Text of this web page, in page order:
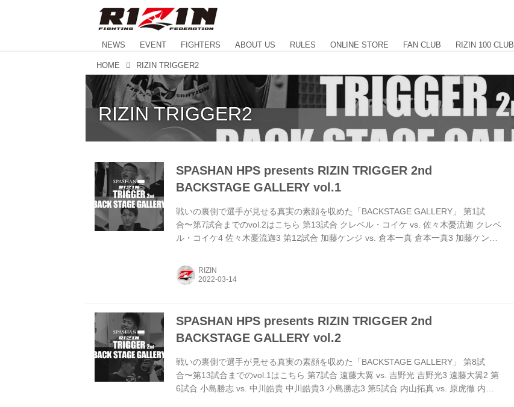
NEWS EVENT FIGHTERS ABOUT US RULES ONLINE STORE FAN CLUB RIZIN 100 CLUB
HOME RIZIN TRIGGER2
RIZIN TRIGGER2
SPASHAN HPS presents RIZIN TRIGGER 2nd
BACKSTAGE GALLERY vol.1
戦いの裏側で選手が見せる真実の素顔を収めた「BACKSTAGE GALLERY」 第1試
合〜第7試合までのvol.2はこちら 第13試合 クレベル・コイケ vs. 佐々木憂流迦 クレベ
ル・コイケ4 佐々木憂流迦3 第12試合 加藤ケンジ vs. 倉本一真 倉本一真3 加藤ケンジ
山本空良3 新居すぐる3 第9試合 渡慶次幸平 vs. ハリー・スタローン 渡慶次幸平3 ハリ
ー・スタローン3 第8試合 笹田勝俊 vs. マウンテンRYUGO マウンテンRYUGO3 笹田
RIZIN
SPASHAN HPS presents RIZIN TRIGGER 2nd
BACKSTAGE GALLERY vol.2
戦いの裏側で選手が見せる真実の素顔を収めた「BACKSTAGE GALLERY」 第8試
合〜第13試合までのvol.1はこちら 第7試合 遠藤大翼 vs. 吉野光 吉野光3 遠藤大翼2 第
6試合 小島勝志 vs. 中川皓貴 中川皓貴3 小島勝志3 第5試合 内山拓真 vs. 原虎徹 内山